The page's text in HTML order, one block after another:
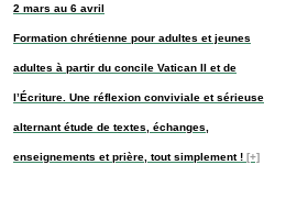
2 mars au 6 avril
Formation chrétienne pour adultes et jeunes
adultes à partir du concile Vatican II et de
l’Écriture. Une réflexion conviviale et sérieuse
alternant étude de textes, échanges,
enseignements et prière, tout simplement ! [+]